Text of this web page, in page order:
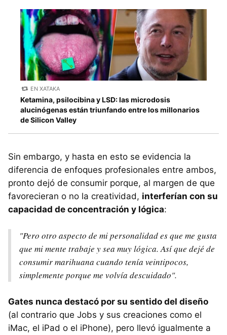
EN XATAKA
Ketamina, psilocibina y LSD: las microdosis
alucinógenas están triunfando entre los millonarios
de Silicon Valley
Sin embargo, y hasta en esto se evidencia la
diferencia de enfoques profesionales entre ambos,
pronto dejó de consumir porque, al margen de que
favorecieran o no la creatividad, interferían con su
capacidad de concentración y lógica:
"Pero otro aspecto de mi personalidad es que me gusta
que mi mente trabaje y sea muy lógica. Así que dejé de
consumir marihuana cuando tenía veintipocos,
simplemente porque me volvía descuidado".
Gates nunca destacó por su sentido del diseño
(al contrario que Jobs y sus creaciones como el
iMac, el iPad o el iPhone), pero llevó igualmente a